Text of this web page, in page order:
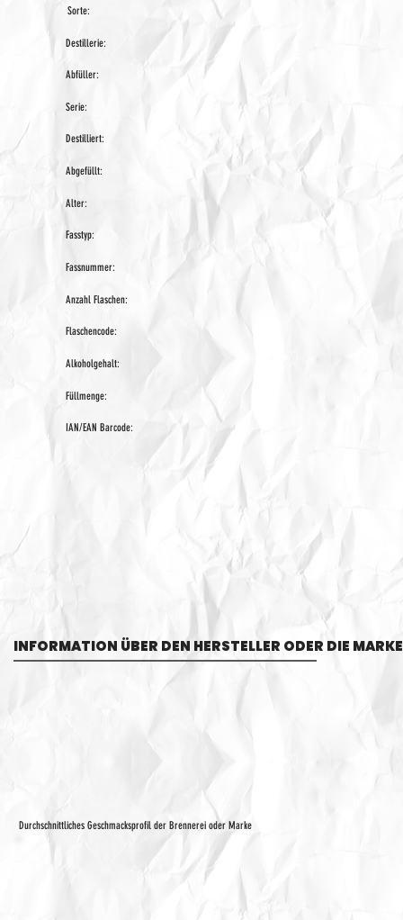
Durchschnittliches Geschmacksprofil der Brennerei oder Marke
Sorte:
Destillerie:
Abfüller:
Serie:
Destilliert:
Abgefüllt:
Alter:
Fasstyp:
Fassnummer:
Anzahl Flaschen:
Flaschencode:
Alkoholgehalt:
Füllmenge:
IAN/EAN Barcode:
INFORMATION ÜBER DEN HERSTELLER ODER DIE MARKE